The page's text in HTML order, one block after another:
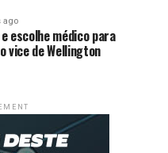
ciclo pecuário deve
2,87%), dada a maior
de oferta para abate, e
(21,2%). Com isso,
aumento de 17,8% em
ago
escolhe médico para
vice de Wellington